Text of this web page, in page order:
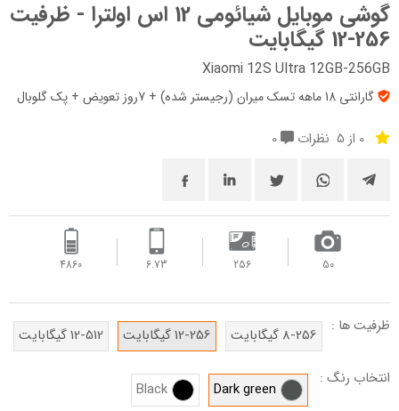
گوشی موبایل شیائومی 12 اس اولترا - ظرفیت
256-12 گیگابایت
Xiaomi 12S Ultra 12GB-256GB
گارانتی 18 ماهه تسک میران (رجیستر شده) + 7روز تعویض + پک‌ گلوبال
0 از 5 نظرات
50
256
6.73
4860
ظرفیت ها : 8-256 گیگابایت 12-256 گیگابایت 12-512 گیگابایت
انتخاب رنگ :
Dark green
Black